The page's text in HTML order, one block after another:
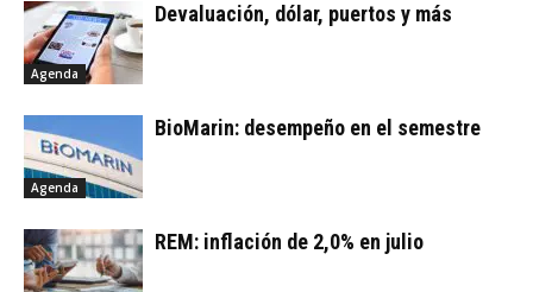
Agenda
Devaluación, dólar, puertos y más
Agenda
BioMarin: desempeño en el semestre
REM: inflación de 2,0% en julio